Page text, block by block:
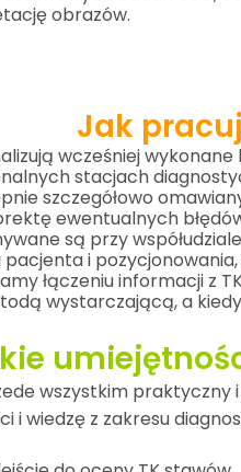
obrazów.
Jak
wcześniej
stacjach
szczegółowo
ewentualnych
są przy
i
łączeniu informacji z
wystarczającą, a
wszystkim praktyczny
i wiedzę z zakresu